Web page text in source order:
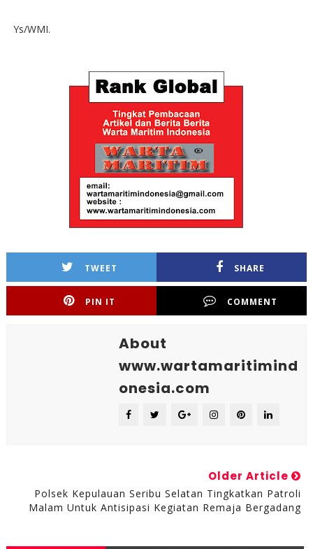
Ys/WMI.
TWEET SHARE
PIN IT COMMENT
About
www.wartamaritimind
onesia.com
Older Article
Polsek Kepulauan Seribu Selatan Tingkatkan Patroli
Malam Untuk Antisipasi Kegiatan Remaja Bergadang